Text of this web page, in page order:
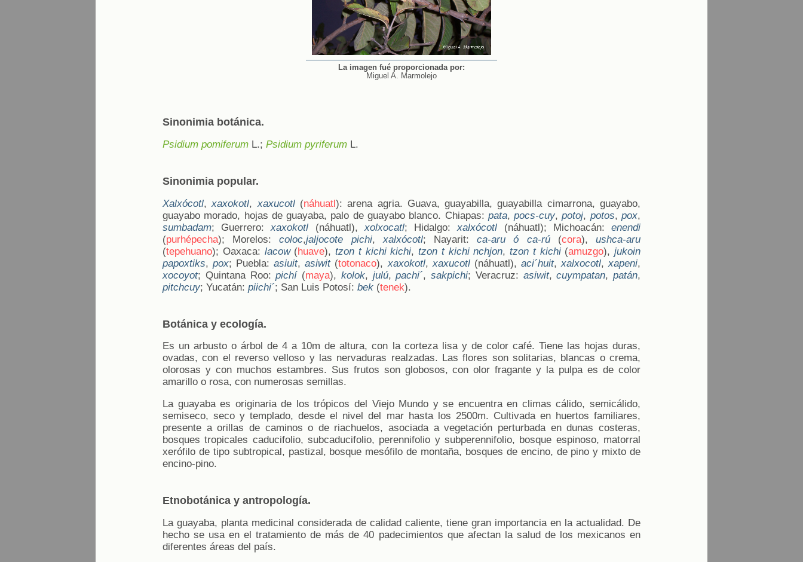
La imagen fué proporcionada por:
Miguel A. Marmolejo
Sinonimia botánica.
Psidium pomiferum L.; Psidium pyriferum L.
Sinonimia popular.
Xalxócotl,xaxokotl, xaxucotl(náhuatl): arena agria. Guava, guayabilla, guayabilla cimarrona, guayabo,
guayabo morado, hojas de guayaba, palo de guayabo blanco. Chiapas: pata,pocs-cuy,potoj, potos,pox,
sumbadam; Guerrero:xaxokotl (náhuatl), xolxocatl; Hidalgo:xalxócotl (náhuatl); Michoacán:enendi
(purhépecha); Morelos:coloc,jaljocote pichi, xalxócotl; Nayarit:ca-aru ó ca-rú(cora),ushca-aru
(tepehuano); Oaxaca: lacow(huave), tzon t kichi kichi, tzon t kichi nchjon, tzon t kichi(amuzgo), jukoin
papoxtiks,pox; Puebla:asiuit,asiwit(totonaco), xaxokotl, xaxucotl(náhuatl), aci´huit, xalxocotl,xapeni,
xocoyot; Quintana Roo:pichí(maya), kolok, julú,pachi´, sakpichi; Veracruz: asiwit,cuympatan, patán,
pitchcuy; Yucatán: piichi´; San Luis Potosí: bek (tenek).
Botánica y ecología.
Es un arbusto o árbol de 4 a 10m de altura, con la corteza lisa y de color café. Tiene las hojas duras,
ovadas, con el reverso velloso y las nervaduras realzadas. Las flores son solitarias, blancas o crema,
olorosas y con muchos estambres. Sus frutos son globosos, con olor fragante y la pulpa es de color
amarillo o rosa, con numerosas semillas.
La guayaba es originaria de los trópicos del Viejo Mundo y se encuentra en climas cálido, semicálido,
semiseco, seco y templado, desde el nivel del mar hasta los 2500m. Cultivada en huertos familiares,
presente a orillas de caminos o de riachuelos, asociada a vegetación perturbada en dunas costeras,
bosques tropicales caducifolio, subcaducifolio, perennifolio y subperennifolio, bosque espinoso, matorral
xerófilo de tipo subtropical, pastizal, bosque mesófilo de montaña, bosques de encino, de pino y mixto de
encino-pino.
Etnobotánica y antropología.
La guayaba, planta medicinal considerada de calidad caliente, tiene gran importancia en la actualidad. De
hecho se usa en el tratamiento de más de 40 padecimientos que afectan la salud de los mexicanos en
diferentes áreas del país.